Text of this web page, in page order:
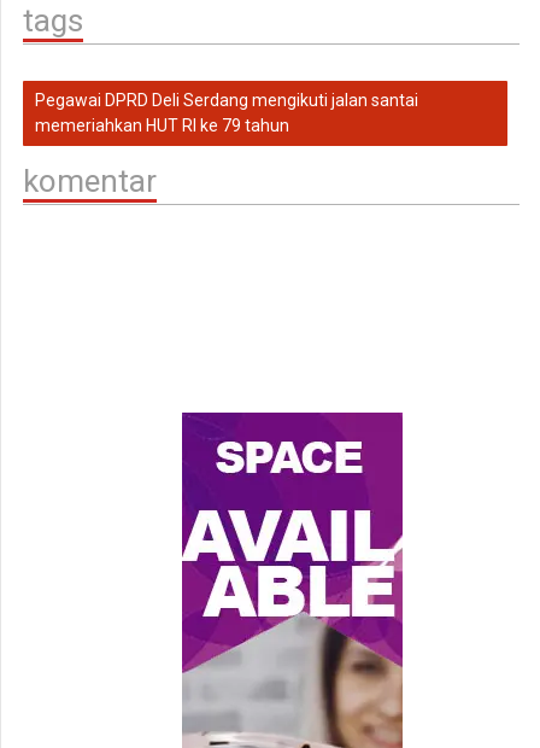
tags
Pegawai DPRD Deli Serdang mengikuti jalan santai
memeriahkan HUT RI ke 79 tahun
komentar